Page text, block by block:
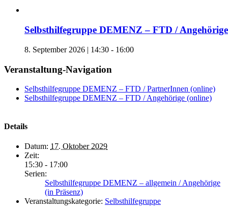
Selbsthilfegruppe DEMENZ – FTD /
8. September 2026 | 14:30 - 16:00
Veranstaltung-Navigation
Selbsthilfegruppe DEMENZ – FTD / PartnerInnen (online)
Selbsthilfegruppe DEMENZ – FTD / Angehörige (online)
Details
Datum: 17. Oktober 2029
Zeit:
15:30 - 17:00
Serien:
Selbsthilfegruppe DEMENZ – allgemein / Angehörige
(in Präsenz)
Veranstaltungskategorie: Selbsthilfegruppe